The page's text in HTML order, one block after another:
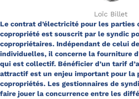
Loïc Billet
Le contrat d’électricité pour les parties
copropriété est souscrit par le syndic
copropriétaires. Indépendant de celui
individuelles, il concerne la fourniture
qui est collectif. Bénéficier d’un tarif
attractif est un enjeu important pour la
copropriétés. Les gestionnaires de
faire jouer la concurrence entre les